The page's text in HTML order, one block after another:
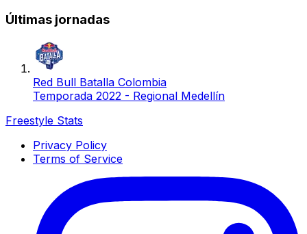
Últimas jornadas
Red Bull Batalla Colombia
Temporada 2022 - Regional Medellín
Freestyle Stats
Privacy Policy
Terms of Service